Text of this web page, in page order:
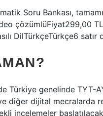
Soru Bankası,
çözümlüFiyat299,00
DilTürkçeTürkçe6 satır
genelinde TYT-
diğer dijital mecralarda
incelemeler